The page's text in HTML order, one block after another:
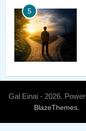
5
6
Gal Einai - 2026.
BlazeThemes.